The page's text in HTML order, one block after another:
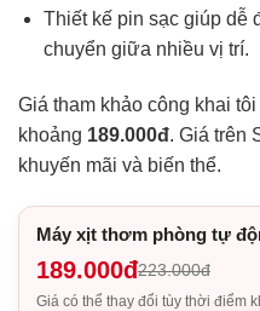
Thiết kế pin sạc giúp dễ
chuyển giữa nhiều vị trí.
Giá tham khảo công khai
khoảng 189.000đ. Giá trên
khuyến mãi và biến thể.
Máy xịt thơm phòng tự
189.000đ223.000đ
Giá có thể thay đổi tùy thời điểm